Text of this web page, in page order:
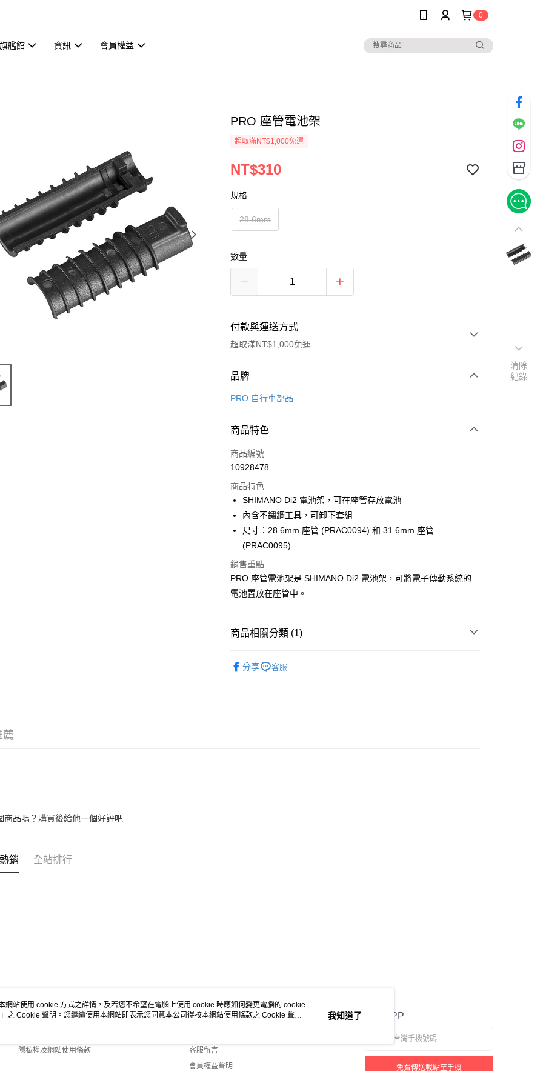
0
艦館 資訊 會員權益
PRO 座管電池架
超取滿NT$1,000免運
NT$310
規格
28.6mm
數量
付款與運送方式
超取滿NT$1,000免運
付款方式
信用卡一次付款
合作金庫商業銀行
華南商業銀行
上海商業儲蓄銀行
國泰世華商業銀行
兆豐國際商業銀行
臺灣中小企業銀行
聯邦商業銀行
遠東國際商業銀行
元大商業銀行
玉山商業銀行
台新國際商業銀行
中國信託商業銀行
6 期 0 利率 每期
華南商業銀行
上海商業儲蓄銀行
台北富邦商業銀行
國泰世華商業銀行
臺灣中小企業銀行
台中商業銀行
聯邦商業銀行
元大商業銀行
玉山商業銀行
星展（台灣）商業銀行
台新國際商業銀行
LINE Pay
Apple Pay
悠遊付
Google Pay
全盈+PAY
ATM付款
運送方式
每筆NT$100，滿NT$1,000(含以上)免運費
品牌
PRO 自行車部品
商品特色
商品編號
10928478
商品特色
SHIMANO Di2 電池架，可在座管存放電池
內含不鏽鋼工具，可卸下套組
尺寸：28.6mm 座管 (PRAC0094) 和 31.6mm 座管
(PRAC0095)
銷售重點
PRO 座管電池架是 SHIMANO Di2 電池架，可將電子傳動系統的
電池置放在座管中。
商品相關分類 (1)
分享
客服
薦
商品嗎？購買後給他一個好評吧
銷 全站排行
關於我們
隱私權及網站使用條款
客服資訊
客服留言
會員權益聲明
官方APP
免費傳送載點至手機
清除
紀錄
網站使用 cookie 方式之詳情，及若您不希望在電腦上使用 cookie 時應如何變更電腦的 cookie
」之 Cookie 聲明。您繼續使用本網站即表示您同意本公司得按本網站使用條款之 Cookie 聲明
我知道了